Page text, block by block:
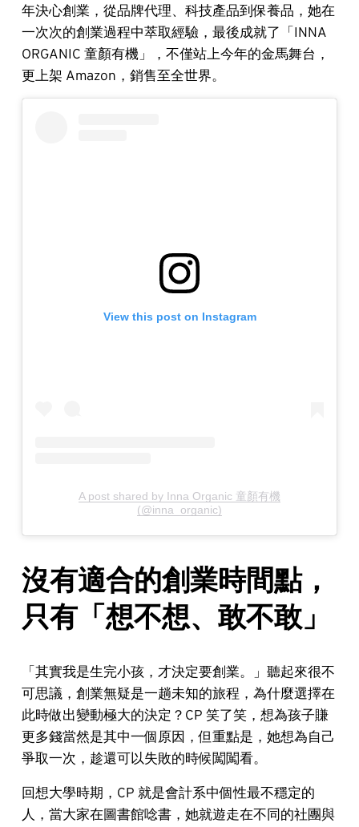
年決心創業，從品牌代理、科技產品到保養品，她在
一次次的創業過程中萃取經驗，最後成就了「INNA
ORGANIC 童顏有機」，不僅站上今年的金馬舞台，
更上架 Amazon，銷售至全世界。
View this post on Instagram
A post shared by Inna Organic 童顏有機
(@inna_organic)
沒有適合的創業時間點，
只有「想不想、敢不敢」
「其實我是生完小孩，才決定要創業。」聽起來很不
可思議，創業無疑是一趟未知的旅程，為什麼選擇在
此時做出變動極大的決定？CP 笑了笑，想為孩子賺
更多錢當然是其中一個原因，但重點是，她想為自己
爭取一次，趁還可以失敗的時候闖闖看。
回想大學時期，CP 就是會計系中個性最不穩定的
人，當大家在圖書館唸書，她就遊走在不同的社團與